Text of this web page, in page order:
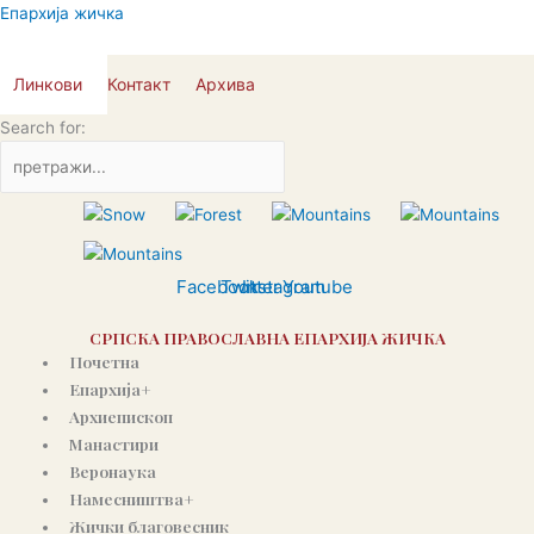
Пређи
Епархија жичка
Линкови Контакт Архива
Search for:
Facebook
Twitter
Instagram
Youtube
СРПСКА ПРАВОСЛАВНА ЕПАРХИЈА ЖИЧКА
Почетна
Епархија+
Архиепископ
Манастири
Веронаука
Намесништва+
Жички благовесник